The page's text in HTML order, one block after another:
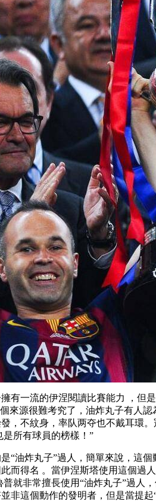
有一流的伊涅閱讀比賽能力 ，但
來源很難考究了，油炸丸子有
，不紋身，率队两夺也不戴耳
所有球員的榜樣 ！”
油炸丸子”過人 ，簡單來說，這
而得名 。當伊涅斯塔使用這個過人
魯普就非常擅長使用“油炸丸子”過人
非這個動作的發明者，但是當提